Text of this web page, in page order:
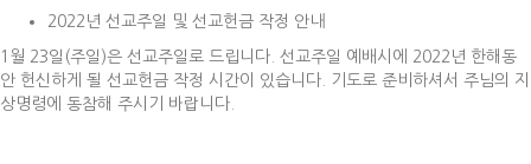
2022년 선교주일 및 선교헌금 작정 안내
1월 23일(주일)은 선교주일로 드립니다. 선교주일 예배시에 2022년 한해동
안 헌신하게 될 선교헌금 작정 시간이 있습니다. 기도로 준비하셔서 주님의 지
상명령에 동참해 주시기 바랍니다.